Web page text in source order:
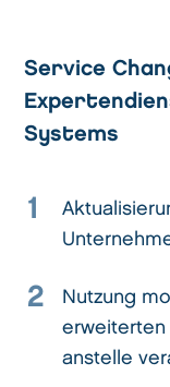
Service
Systems
1
2
Nutzung
erweiterten
anstelle